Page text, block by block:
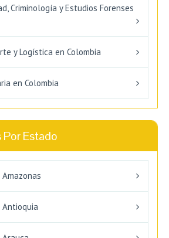
Criminología y Estudios Forenses
y Logística en Colombia
en Colombia
Por Estado
Antioquia